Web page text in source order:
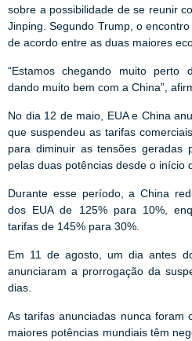
sobre a possibilidade de se reunir
Jinping. Segundo Trump, o
de acordo entre as duas maiores
“Estamos chegando muito perto
dando muito bem com a China”,
No dia 12 de maio, EUA e China
que suspendeu as tarifas
para diminuir as tensões geradas
pelas duas potências desde o início
Durante esse período, a China
dos EUA de 125% para 10%,
tarifas de 145% para 30%.
Em 11 de agosto, um dia antes
anunciaram a prorrogação da
dias.
As tarifas anunciadas nunca foram
maiores potências mundiais têm